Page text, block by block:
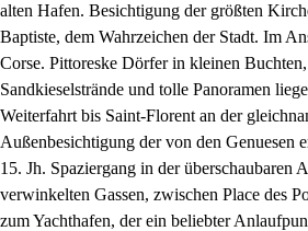
alten Hafen. Besichtigung der größten
Baptiste, dem Wahrzeichen der Stadt. Im
Corse. Pittoreske Dörfer in kleinen
Sandkieselstrände und tolle Panoramen
Weiterfahrt bis Saint-Florent an der
Außenbesichtigung der von den Genuesen
15. Jh. Spaziergang in der überschaubaren
verwinkelten Gassen, zwischen Place des
zum Yachthafen, der ein beliebter